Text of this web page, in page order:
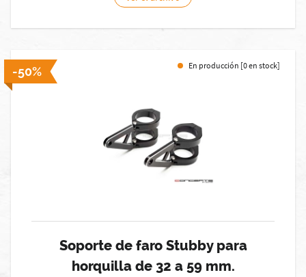
-50% En producción [0 en stock]
Soporte de faro Stubby para
horquilla de 32 a 59 mm.